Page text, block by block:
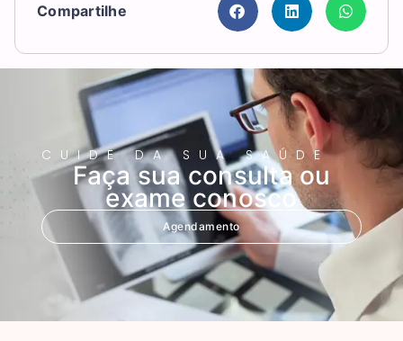
Compartilhe
CUIDE DA SUA SAÚDE
Faça sua consulta ou
exame conosco
Agendamento